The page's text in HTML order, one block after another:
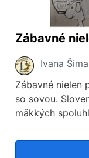
Zábavné
Ivana
Zábavné nielen
so sovou.
mäkkých